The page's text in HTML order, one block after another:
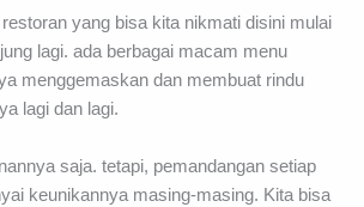
yang bisa kita nikmati disini mulai
lagi. ada berbagai macam menu
menggemaskan dan membuat rindu
lagi dan lagi.
saja. tetapi, pemandangan setiap
keunikannya masing-masing. Kita bisa